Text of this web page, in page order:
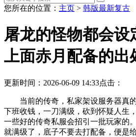
您所在的位置： 主页 > 韩版最新复古
屠龙的怪物都会设
上面赤月配备的出
更新时间：2026-06-09 14:33点击：
当前的传奇，私家架设服务器真的
下班收钱，一刀满级，砍到怀疑人生
一些好的传奇私服会招引一批
就满级了，底子不要去打配备，便是